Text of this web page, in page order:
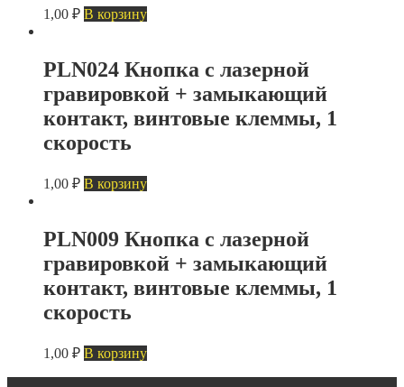
1,00 ₽ В корзину
PLN024 Кнопка с лазерной
гравировкой + замыкающий
контакт, винтовые клеммы, 1
скорость
1,00 ₽ В корзину
PLN009 Кнопка с лазерной
гравировкой + замыкающий
контакт, винтовые клеммы, 1
скорость
1,00 ₽ В корзину